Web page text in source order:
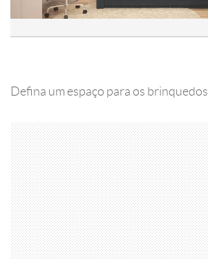
Defina um espaço para os brinquedos